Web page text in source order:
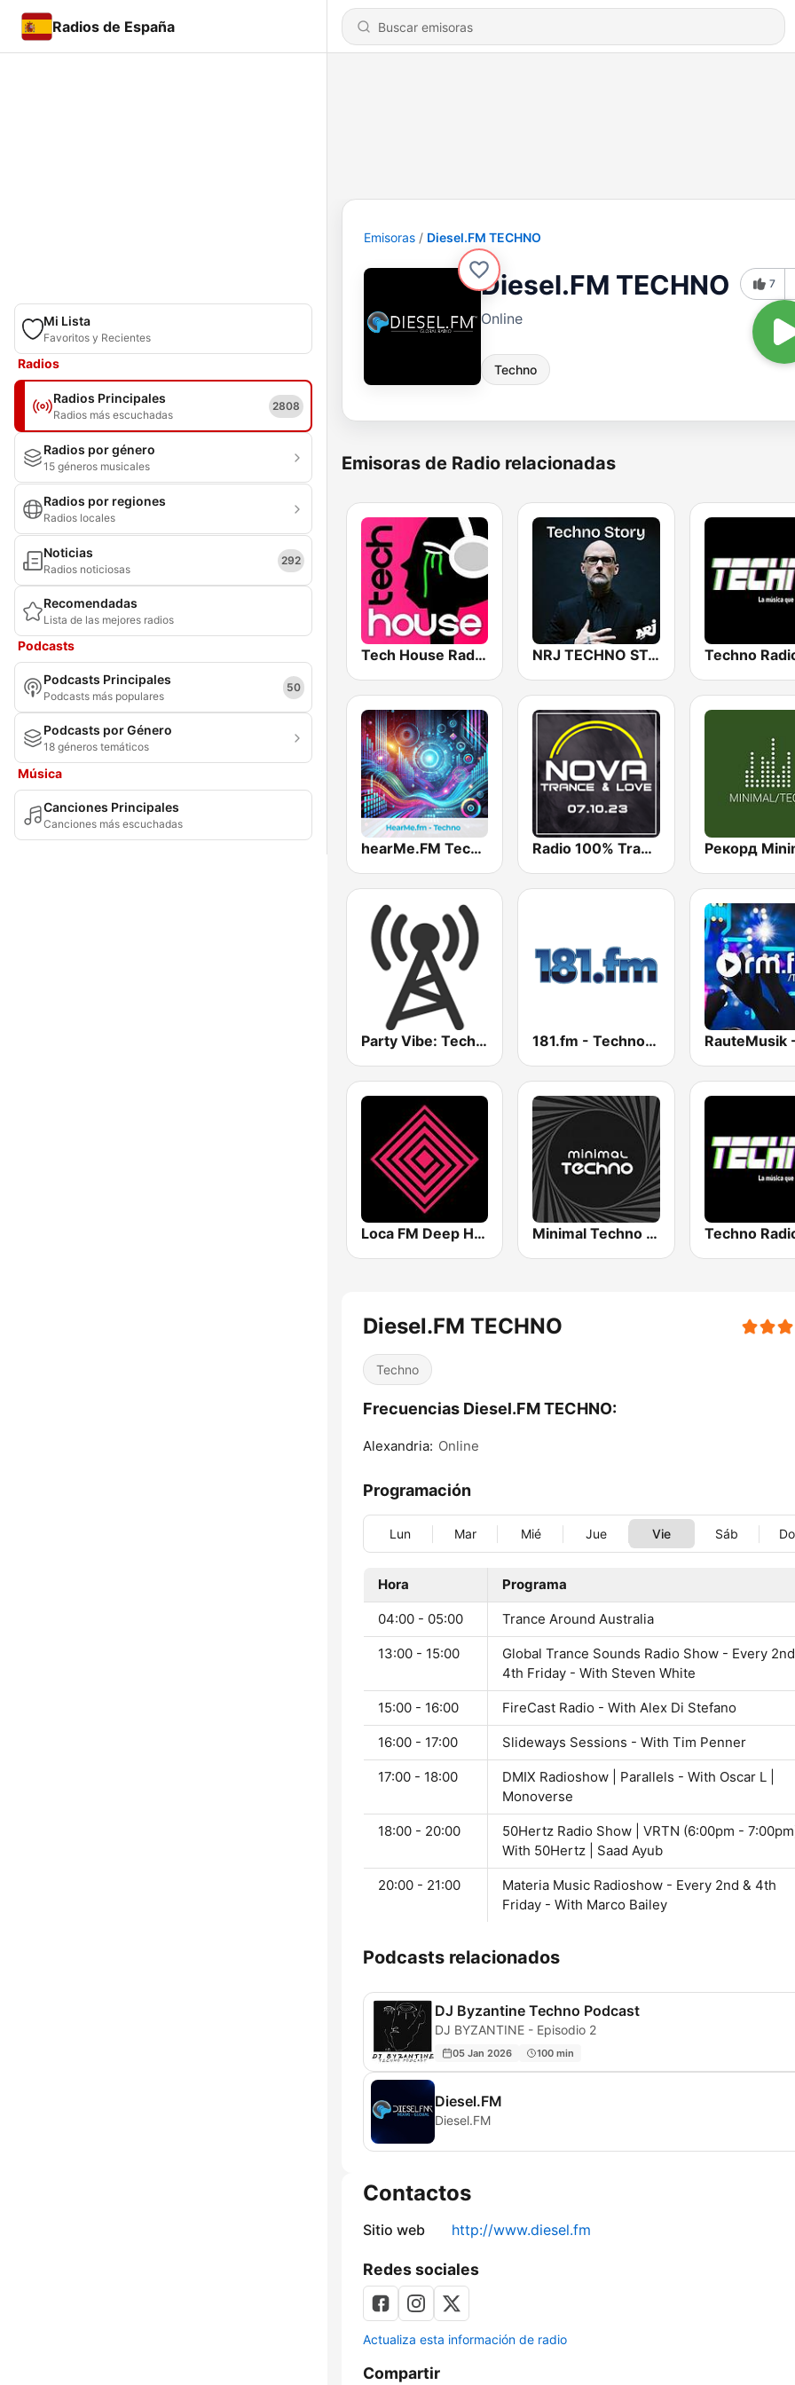
Radios de España
Mi Lista
Favoritos y Recientes
Radios
Radios Principales
Radios más escuchadas
2808
Radios por género
15 géneros musicales
Radios por regiones
Radios locales
Noticias
Radios noticiosas
292
Recomendadas
Lista de las mejores radios
Podcasts
Podcasts Principales
Podcasts más populares
50
Podcasts por Género
18 géneros temáticos
Música
Canciones Principales
Canciones más escuchadas
Emisoras Diesel.FM TECHNO
Diesel.FM TECHNO
Online
Techno
7
Emisoras de Radio relacionadas
Tech House RadioSpinner NRJ TECHNO STORY Techno
hearMe.FM Techno Radio 100% Trance
Party Vibe: Techno Radio 181.fm - Techno Club
Loca FM Deep House Minimal Techno Radio Techno
Diesel.FM TECHNO
Techno
Frecuencias Diesel.FM TECHNO:
Alexandria: Online
Programación
Lun Mar Mié Jue Vie Sáb
Hora Programa
04:00 - 05:00 Trance Around Australia
13:00 - 15:00
Global Trance Sounds Radio Show - Every
4th Friday - With Steven White
15:00 - 16:00 FireCast Radio - With Alex Di Stefano
16:00 - 17:00 Slideways Sessions - With Tim Penner
17:00 - 18:00
DMIX Radioshow | Parallels - With Oscar L |
Monoverse
18:00 - 20:00
50Hertz Radio Show | VRTN (6:00pm -
With 50Hertz | Saad Ayub
20:00 - 21:00
Materia Music Radioshow - Every 2nd & 4th
Friday - With Marco Bailey
Podcasts relacionados
DJ Byzantine Techno Podcast
DJ BYZANTINE - Episodio 2
05 Jan 2026 100 min
Diesel.FM
Diesel.FM
Contactos
Sitio web http://www.diesel.fm
Redes sociales
Actualiza esta información de radio
Compartir